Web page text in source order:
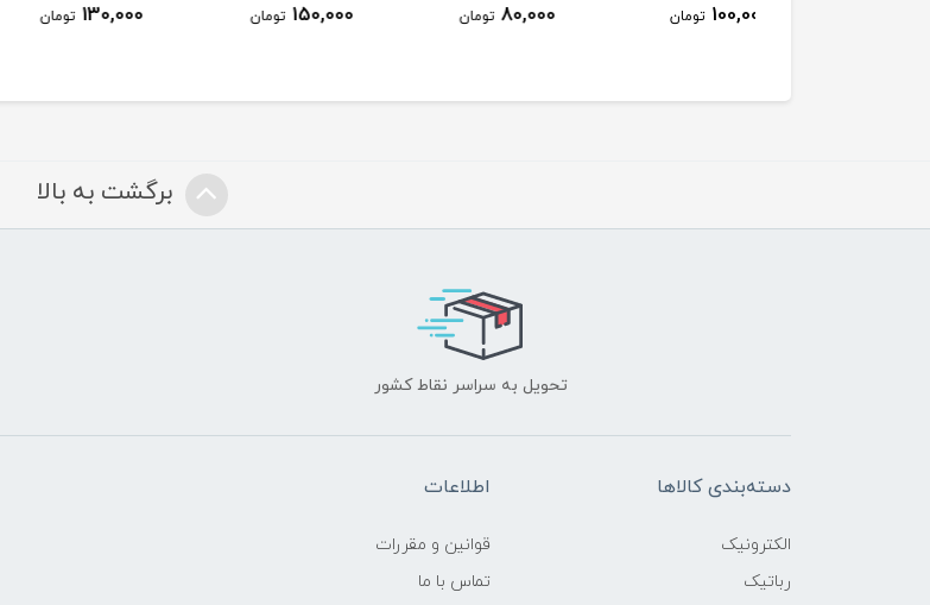
80,000
150,000
130,000
120,000
برگشت به بالا
تحویل به سراسر نقاط کشور
دسته‌بندی کالاها
الکترونیک
رباتیک
اطلاعات
قوانين و مقررات
تماس با ما